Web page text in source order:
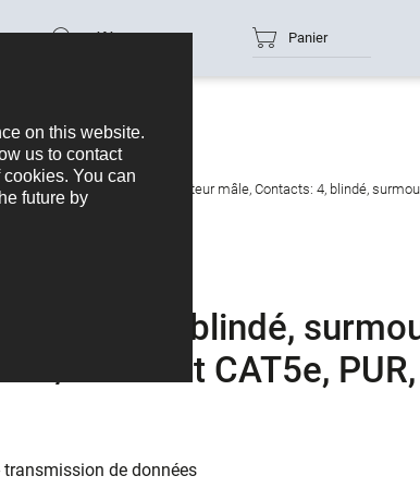
Référence Panier
M8-D M8 Connecteur mâle, Contacts: 4, blindé,
4, blindé,
Ethernet CAT5e,
transmission de données